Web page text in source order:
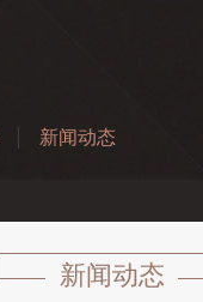
新闻动态
新闻动态